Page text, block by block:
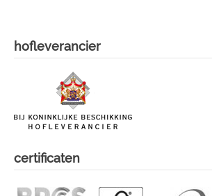
hofleverancier
certificaten